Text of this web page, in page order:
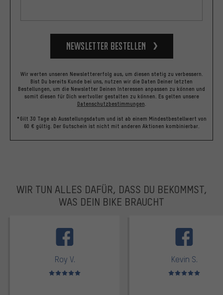
Newsletter bestellen
Wir werten unseren Newslettererfolg aus, um diesen stetig zu verbessern.
Bist Du bereits Kunde bei uns, nutzen wir die Daten Deiner letzten
Bestellungen, um die Newsletter Deinen Interessen anpassen zu können und
somit diesen für Dich wertvoller gestalten zu können. Es gelten unsere
Datenschutzbestimmungen
*Gilt 30 Tage ab Ausstellungsdatum und ist ab einem Mindestbestellwert von
60 € gültig. Der Gutschein ist nicht mit anderen Aktionen kombinierbar.
WIR TUN ALLES DAFÜR, DASS DU BEKOMMST,
WAS DEIN BIKE BRAUCHT
Roy V.
Bewertungen: 5 von 5
Kevin S.
Bewertungen: 5 von 5